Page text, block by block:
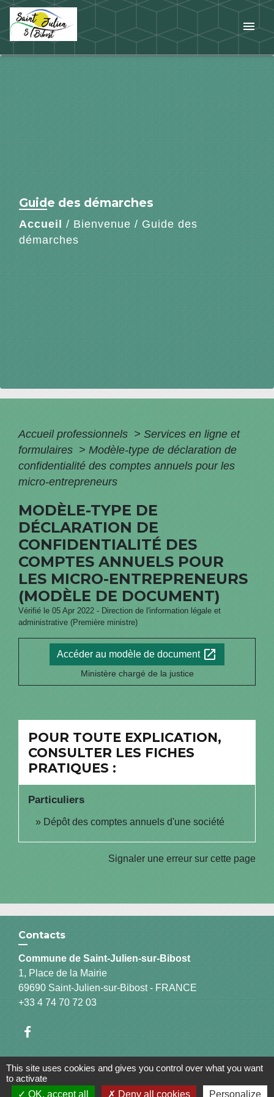
menu
Guide des démarches
Accueil / Bienvenue / Guide des
démarches
Accueil professionnels > Services en ligne et
formulaires > Modèle-type de déclaration de
confidentialité des comptes annuels pour les
micro-entrepreneurs
MODÈLE-TYPE DE
DÉCLARATION DE
CONFIDENTIALITÉ DES
COMPTES ANNUELS POUR
LES MICRO-ENTREPRENEURS
(MODÈLE DE DOCUMENT)
Vérifié le 05 Apr 2022 - Direction de l'information légale et
administrative (Première ministre)
Accéder au modèle de document open_in_new
Ministère chargé de la justice
POUR TOUTE EXPLICATION,
CONSULTER LES FICHES
PRATIQUES :
Particuliers
Dépôt des comptes annuels d'une société
Signaler une erreur sur cette page
Contacts
Commune de Saint-Julien-sur-Bibost
1, Place de la Mairie
69690 Saint-Julien-sur-Bibost - FRANCE
+33 4 74 70 72 03
Liens
This site uses cookies and gives you control over what you want
to activate
OK, accept all
Deny all cookies Personalize